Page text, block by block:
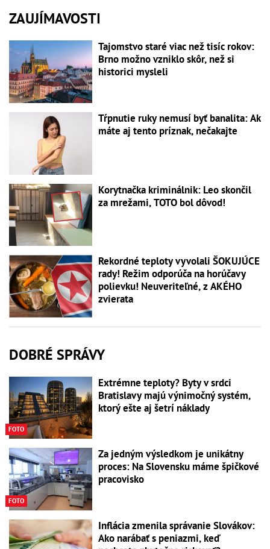
ZAUJÍMAVOSTI
Tajomstvo staré viac než tisíc rokov:
Brno možno vzniklo skôr, než si
historici mysleli
Tŕpnutie ruky nemusí byť banalita: Ak
máte aj tento príznak, nečakajte
Korytnačka kriminálnik: Leo skončil
za mrežami, TOTO bol dôvod!
Rekordné teploty vyvolali ŠOKUJÚCE
rady! Režim odporúča na horúčavy
polievku! Neuveriteľné, z AKÉHO
zvierata
DOBRÉ SPRÁVY
FOTO
Extrémne teploty? Byty v srdci
Bratislavy majú výnimočný systém,
ktorý ešte aj šetrí náklady
FOTO
Za jedným výsledkom je unikátny
proces: Na Slovensku máme špičkové
pracovisko
Inflácia zmenila správanie Slovákov:
Ako narábať s peniazmi, keď